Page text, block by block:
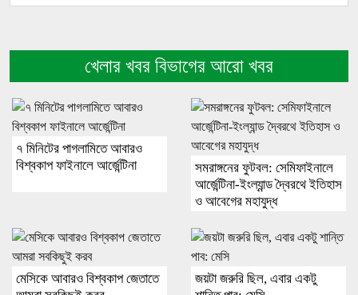
খেলার খবর বিভাগের আরো খবর
৭ মিনিটের পাগলামিতে আবারও
বিশ্বকাপ ফাইনালে আর্জেন্টিনা
সমরাঙ্গনের ফুটবল: সেমিফাইনালে
আর্জেন্টিনা-ইংল্যান্ড দ্বৈরথে ইতিহাস
ও আবেগের মহাযুদ্ধ
মেসিকে আবারও বিশ্বকাপ জেতাতে
জয়টা জরুরি ছিল, এবার একটু